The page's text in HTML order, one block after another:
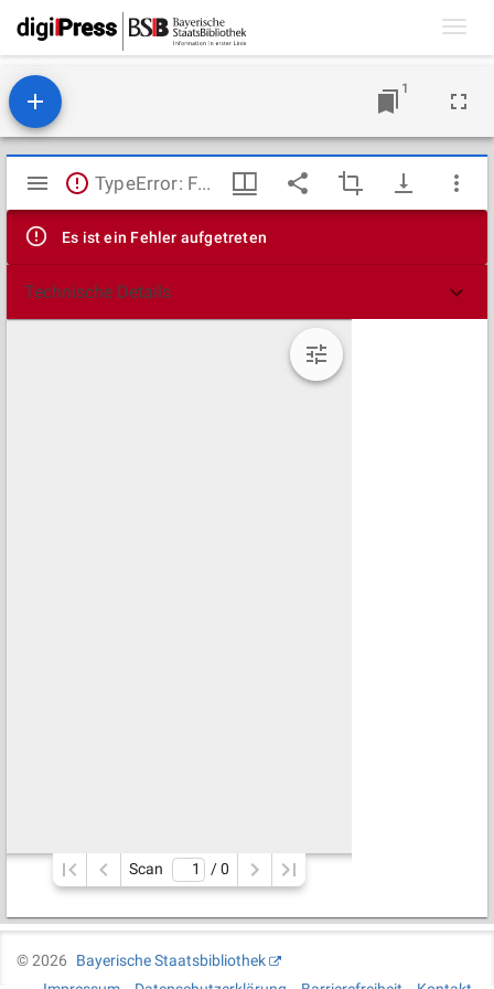
1
Mirador
Viewer
TypeError: Failed to fetch
Es ist ein Fehler aufgetreten
Technische Details
Scan / 0
©2026
Bayerische Staatsbibliothek